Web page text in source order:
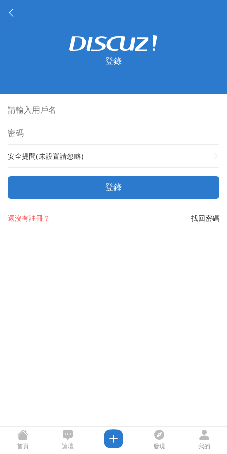
登錄
安全提問(未設置請忽略)
登錄
找回密碼
還沒有註冊？
首頁 論壇 發現 我的